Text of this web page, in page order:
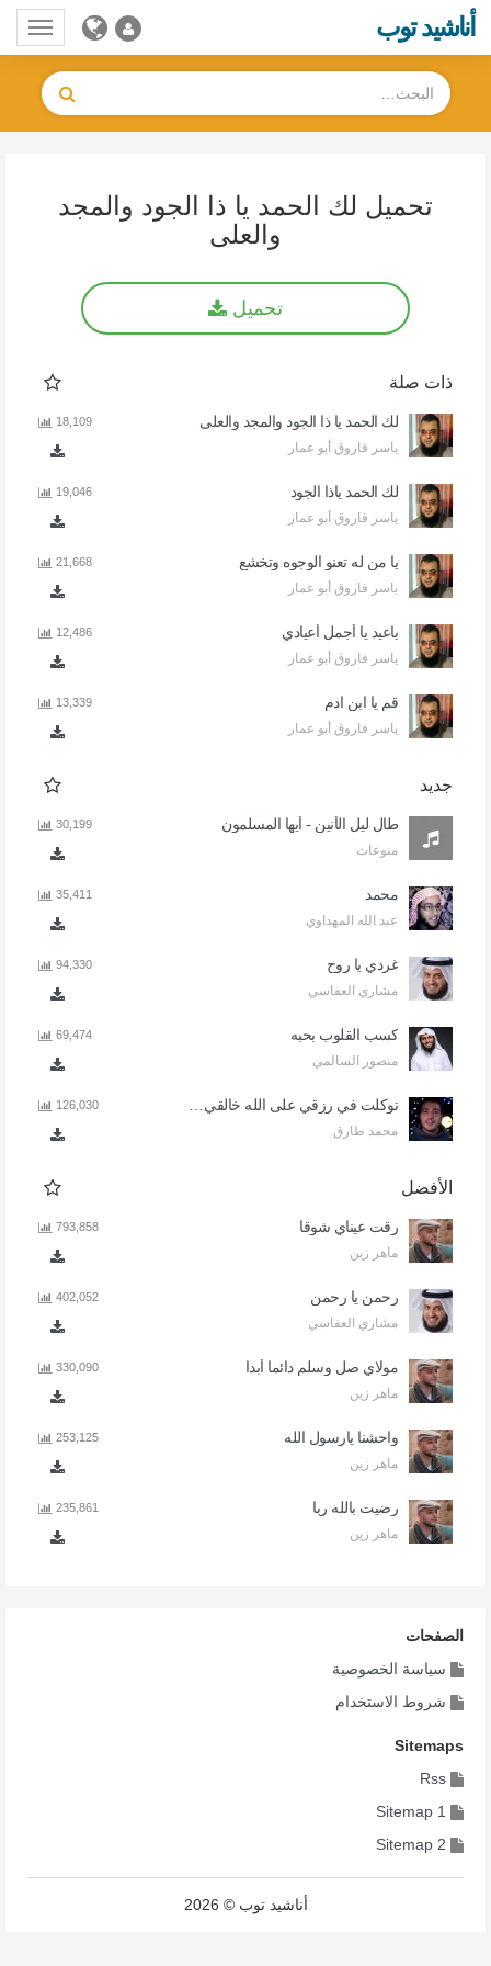
أناشيد توب
تحميل لك الحمد يا ذا الجود والمجد
والعلى
تحميل
ذات صلة
لك الحمد يا ذا الجود والمجد والعلى
ياسر فاروق أبو عمار
18,109
لك الحمد ياذا الجود
ياسر فاروق أبو عمار
19,046
يا من له تعنو الوجوه وتخشع
ياسر فاروق أبو عمار
21,668
ياعيد يا أجمل أعيادي
ياسر فاروق أبو عمار
12,486
قم يا ابن ادم
ياسر فاروق أبو عمار
13,339
جديد
طال ليل الأنين - أيها المسلمون
منوعات
30,199
محمد
عبد الله المهداوي
35,411
غردي يا روح
مشاري العفاسي
94,330
كسب القلوب بحبه
منصور السالمي
69,474
محمد طارق
126,030
الأفضل
رقت عيناي شوقا
ماهر زين
793,858
رحمن يا رحمن
مشاري العفاسي
402,052
مولاي صل وسلم دائما أبدا
ماهر زين
330,090
واحشنا يارسول الله
ماهر زين
253,125
رضيت بالله ربا
ماهر زين
235,861
الصفحات
سياسة الخصوصية
شروط الاستخدام
Sitemaps
Rss
Sitemap 1
Sitemap 2
أناشيد توب © 2026